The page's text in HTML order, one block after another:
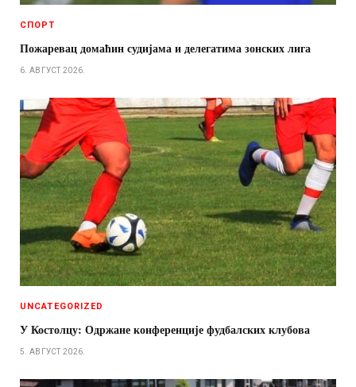
СПОРТ
Пожаревац домаћин судијама и делегатима зонских лига
6. АВГУСТ 2026.
UNCATEGORIZED
У Костолцу: Одржане конференције фудбалских клубова
5. АВГУСТ 2026.